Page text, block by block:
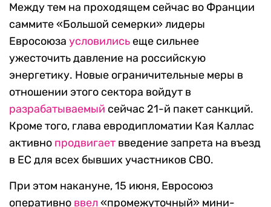
Между тем на проходящем сейчас во Франции
саммите «Большой семерки» лидеры
Евросоюза условилисьеще сильнее
ужесточить давление на российскую
энергетику. Новые ограничительные меры в
отношении этого сектора войдут в
разрабатываемый сейчас 21-й пакет санкций.
Кроме того, глава евродипломатии Кая Каллас
активно продвигает введение запрета на въезд
в ЕС для всех бывших участников СВО.
При этом накануне, 15 июня, Евросоюз
оперативно ввел «промежуточный» мини-